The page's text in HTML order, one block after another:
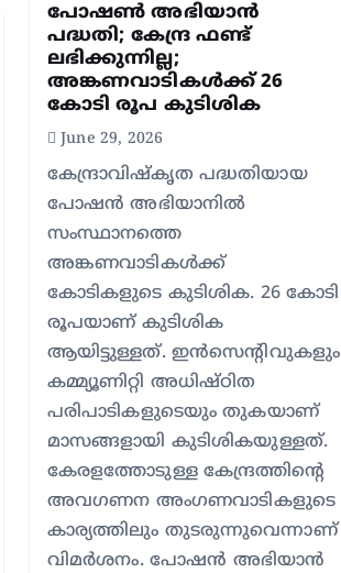
പോഷണ്‍ അഭിയാന്‍
പദ്ധതി; കേന്ദ്ര ഫണ്ട്
ലഭിക്കുന്നില്ല;
അങ്കണവാടികള്‍ക്ക് 26
കോടി രൂപ കുടിശിക
June 29, 2026
കേന്ദ്രാവിഷ്‌കൃത പദ്ധതിയായ
പോഷന്‍ അഭിയാനില്‍
സംസ്ഥാനത്തെ
അങ്കണവാടികള്‍ക്ക്
കോടികളുടെ കുടിശിക. 26 കോടി
രൂപയാണ് കുടിശിക
ആയിട്ടുള്ളത്. ഇന്‍സെന്റിവുകളും
കമ്മ്യൂണിറ്റി അധിഷ്ഠിത
പരിപാടികളുടെയും തുകയാണ്
മാസങ്ങളായി കുടിശികയുള്ളത്.
കേരളത്തോടുള്ള കേന്ദ്രത്തിന്റെ
അവഗണന അംഗണവാടികളുടെ
കാര്യത്തിലും തുടരുന്നുവെന്നാണ്
വിമര്‍ശനം. പോഷന്‍ അഭിയാന്‍